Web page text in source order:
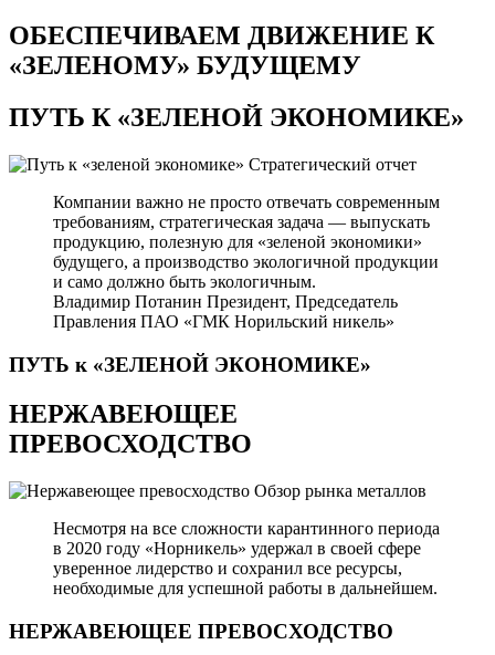
ОБЕСПЕЧИВАЕМ ДВИЖЕНИЕ К
«ЗЕЛЕНОМУ» БУДУЩЕМУ
ПУТЬ К«ЗЕЛЕНОЙ ЭКОНОМИКЕ»
Стратегический отчет
Компании важно не просто отвечать современным
требованиям, стратегическая задача — выпускать
продукцию, полезную для «зеленой экономики»
будущего, а производство экологичной продукции
и само должно быть экологичным.
Владимир Потанин Президент, Председатель
Правления ПАО «ГМК Норильский никель»
ПУТЬ к «ЗЕЛЕНОЙ ЭКОНОМИКЕ»
НЕРЖАВЕЮЩЕЕ
ПРЕВОСХОДСТВО
Обзор рынка металлов
Несмотря на все сложности карантинного периода
в 2020 году «Норникель» удержал в своей сфере
уверенное лидерство и сохранил все ресурсы,
необходимые для успешной работы в дальнейшем.
НЕРЖАВЕЮЩЕЕ ПРЕВОСХОДСТВО